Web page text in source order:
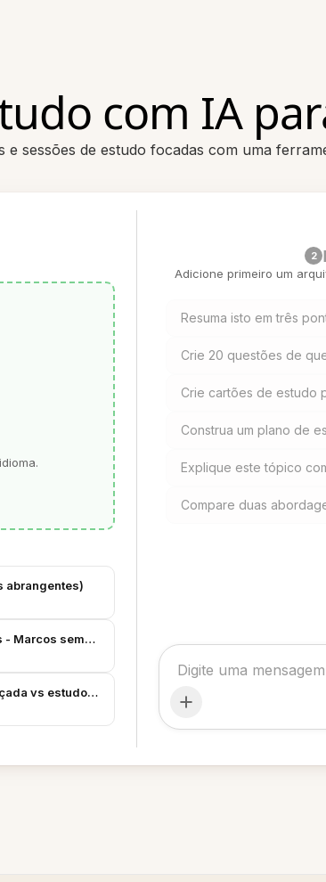
com IA
sessões de estudo focadas com uma
abrangentes)
Marcos semanais e registro de riscos
vs estudo de última hora (Anotado)
2
Adicione primeiro um
Resuma isto em três
Crie 20 questões de
Crie cartões de estudo
Construa um plano de
Explique este tópico
Compare duas